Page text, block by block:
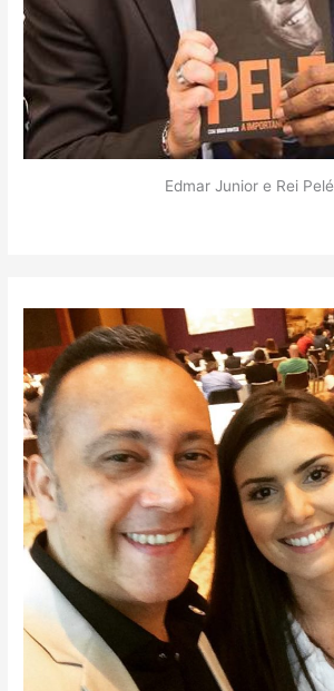
Edmar Junior e Rei Pelé